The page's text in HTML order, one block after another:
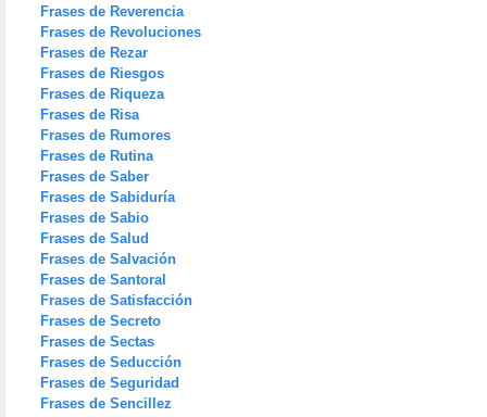
Frases de Reverencia
Frases de Revoluciones
Frases de Rezar
Frases de Riesgos
Frases de Riqueza
Frases de Risa
Frases de Rumores
Frases de Rutina
Frases de Saber
Frases de Sabiduría
Frases de Sabio
Frases de Salud
Frases de Salvación
Frases de Santoral
Frases de Satisfacción
Frases de Secreto
Frases de Sectas
Frases de Seducción
Frases de Seguridad
Frases de Sencillez